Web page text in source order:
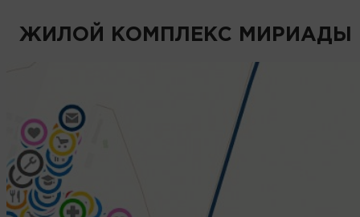
ЖИЛОЙ КОМПЛЕКС МИРИАДЫ